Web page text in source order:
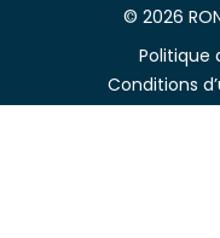
© 2026
Politique
Conditions